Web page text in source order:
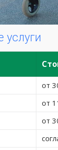
услуги
от
от
от